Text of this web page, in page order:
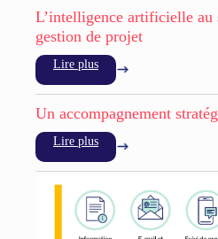
L’intelligence artificielle au
gestion de projet
Lire plus
Un accompagnement
Lire plus